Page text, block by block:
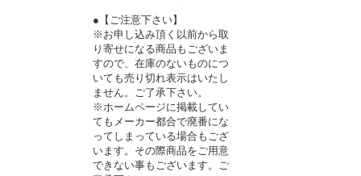
●【ご注意下さい】
※お申し込み頂く以前から取
り寄せになる商品もございま
すので、在庫のないものにつ
いても売り切れ表示はいたし
ません。ご了承下さい。
※ホームページに掲載してい
てもメーカー都合で廃番にな
ってしまっている場合もござ
います。その際商品をご用意
できない事もございます。ご